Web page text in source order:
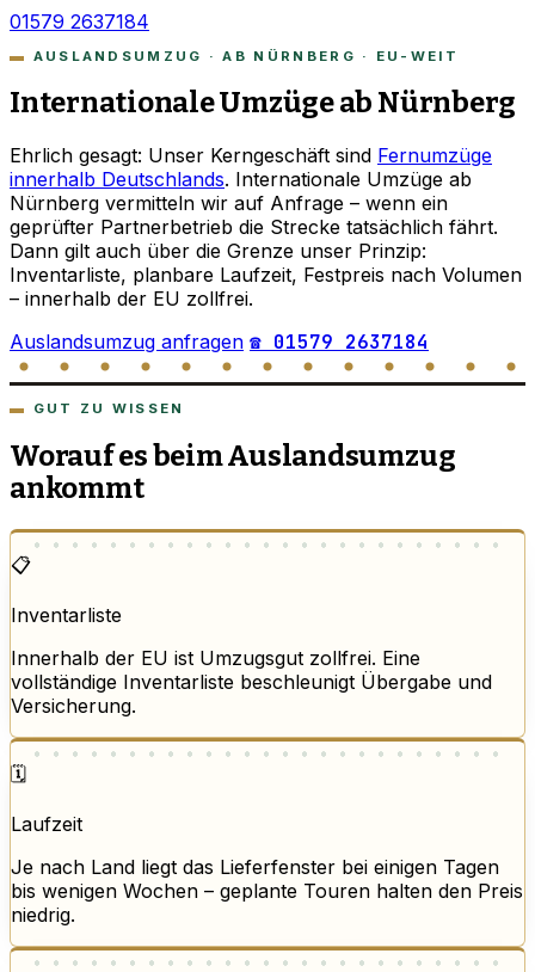
01579 2637184
AUSLANDSUMZUG · AB NÜRNBERG · EU-WEIT
Internationale Umzüge ab Nürnberg
Ehrlich gesagt: Unser Kerngeschäft sind Fernumzüge
innerhalb Deutschlands. Internationale Umzüge ab
Nürnberg vermitteln wir auf Anfrage – wenn ein
geprüfter Partnerbetrieb die Strecke tatsächlich fährt.
Dann gilt auch über die Grenze unser Prinzip:
Inventarliste, planbare Laufzeit, Festpreis nach Volumen
– innerhalb der EU zollfrei.
Auslandsumzug anfragen ☎ 01579 2637184
GUT ZU WISSEN
Worauf es beim Auslandsumzug
ankommt
📋
Inventarliste
Innerhalb der EU ist Umzugsgut zollfrei. Eine
vollständige Inventarliste beschleunigt Übergabe und
Versicherung.
🗓️
Laufzeit
Je nach Land liegt das Lieferfenster bei einigen Tagen
bis wenigen Wochen – geplante Touren halten den Preis
niedrig.